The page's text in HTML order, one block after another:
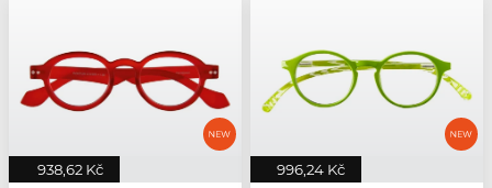
938,62 Kč 996,24 Kč